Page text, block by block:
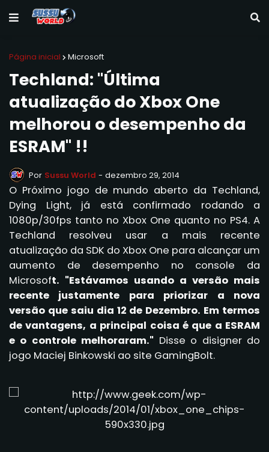
Página inicial Microsoft
Techland: "Última
atualização do Xbox One
melhorou o desempenho da
ESRAM" !!
Por Sussu World - dezembro 29, 2014
O Próximo jogo de mundo aberto da Techland,
Dying Light, já está confirmado rodando a
1080p/30fps tanto no Xbox One quanto no PS4. A
Techland resolveu usar a mais recente
atualização da SDK do Xbox One para alcançar um
aumento de desempenho no console da
Microsoft. "Estávamos usando a versão mais
recente justamente para priorizar a nova
versão que saiu dia 12 de Dezembro. Em termos
de vantagens, a principal coisa é que a ESRAM
e o controle melhoraram." Disse o disigner do
jogo Maciej Binkowski ao site GamingBolt.